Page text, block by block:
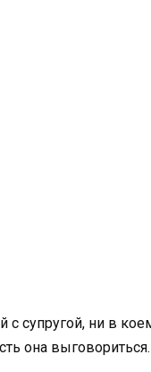
с супругой, ни в
она